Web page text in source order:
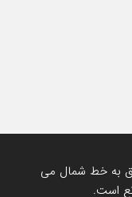
به خط شمال می
است.